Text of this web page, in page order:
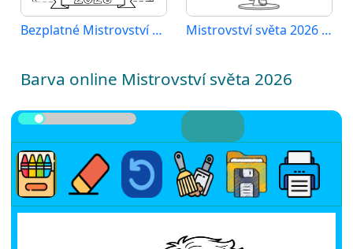
Bezplatné Mistrovství světa 2026 Mistrovství světa 2026 tisknutelné
Barva online Mistrovství světa 2026